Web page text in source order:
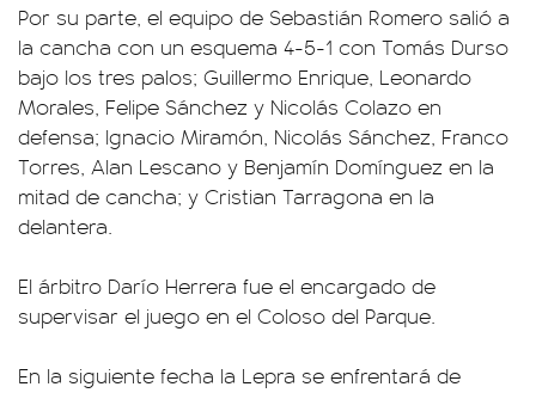
Por su parte, el equipo de Sebastián Romero salió a
la cancha con un esquema 4-5-1 con Tomás Durso
bajo los tres palos; Guillermo Enrique, Leonardo
Morales, Felipe Sánchez y Nicolás Colazo en
defensa; Ignacio Miramón, Nicolás Sánchez, Franco
Torres, Alan Lescano y Benjamín Domínguez en la
mitad de cancha; y Cristian Tarragona en la
delantera.
El árbitro Darío Herrera fue el encargado de
supervisar el juego en el Coloso del Parque.
En la siguiente fecha la Lepra se enfrentará de